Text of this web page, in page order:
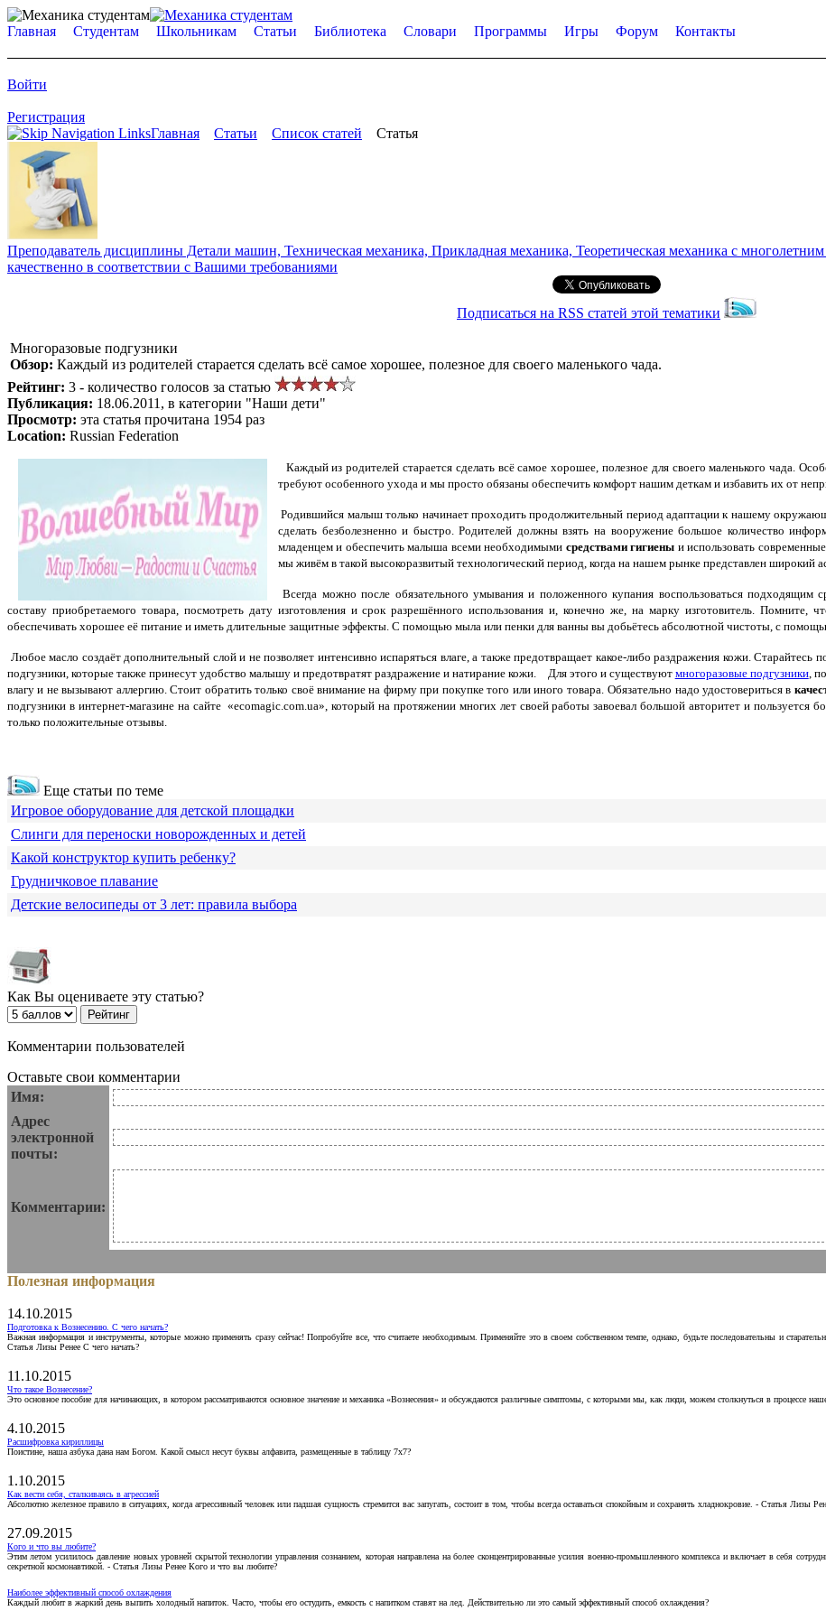
Главная Студентам Школьникам Статьи Библиотека Словари Программы Игры Форум Контакты
Войти
Регистрация
Главная
Статьи Список статей Статья
Преподаватель дисциплины Детали машин, Техническая механика, Прикладная механика, Теоретическая механика с
качественно в соответствии с Вашими требованиями
Подписаться на RSS статей этой тематики
Многоразовые подгузники
Обзор: Каждый из родителей старается сделать всё самое хорошее, полезное для своего маленького чада.
Рейтинг: 3 - количество голосов за статью
Публикация: 18.06.2011, в категории "Наши дети"
Просмотр: эта статья прочитана 1954 раз
Location: Russian Federation
Каждый из родителей старается сделать всё самое хорошее, полезное для своего маленького чада.
требуют особенного ухода и мы просто обязаны обеспечить комфорт нашим деткам и избавить их от
Родившийся малыш только начинает проходить продолжительный период адаптации к нашему
сделать безболезненно и быстро. Родителей должны взять на вооружение большое количество
младенцем и обеспечить малыша всеми необходимыми средствами гигиены и использовать
мы живём в такой высокоразвитый технологический период, когда на нашем рынке представлен широкий
Всегда можно после обязательного умывания и положенного купания воспользоваться подходящим
составу приобретаемого товара, посмотреть дату изготовления и срок разрешённого использования и, конечно же, на марку изготовитель. Помните,
обеспечивать хорошее её питание и иметь длительные защитные эффекты. С помощью мыла или пенки для ванны вы добьётесь абсолютной чистоты, с
Любое масло создаёт дополнительный слой и не позволяет интенсивно испаряться влаге, а также предотвращает какое-либо раздражения кожи. Старайтесь
подгузники, которые также принесут удобство малышу и предотвратят раздражение и натирание кожи. Для этого и существуют многоразовые подгузники,
влагу и не вызывают аллергию. Стоит обратить только своё внимание на фирму при покупке того или иного товара. Обязательно надо удостовериться в
подгузники в интернет-магазине на сайте «ecomagic.com.ua», который на протяжении многих лет своей работы завоевал большой авторитет и
только положительные отзывы.
Еще статьи по теме
Игровое оборудование для детской площадки
Слинги для переноски новорожденных и детей
Какой конструктор купить ребенку?
Грудничковое плавание
Детские велосипеды от 3 лет: правила выбора
Как Вы оцениваете эту статью?
Комментарии пользователей
Оставьте свои комментарии
Имя:
Адрес
электронной
почты:
Комментарии:
Полезная информация
14.10.2015
Подготовка к Вознесению. С чего начать?
Важная информация и инструменты, которые можно применять сразу сейчас! Попробуйте все, что считаете необходимым. Применяйте это в своем собственном темпе, однако, будьте последовательны и
Статья Лизы Ренее С чего начать?
11.10.2015
Что такое Вознесение?
Это основное пособие для начинающих, в котором рассматриваются основное значение и механика «Вознесения» и обсуждаются различные симптомы, с которыми мы, как люди, можем столкнуться в процессе
4.10.2015
Расшифровка кириллицы
Поистине, наша азбука дана нам Богом. Какой смысл несут буквы алфавита, размещенные в таблицу 7х7?
1.10.2015
Как вести себя, сталкиваясь в агрессией
Абсолютно железное правило в ситуациях, когда агрессивный человек или падшая сущность стремится вас запугать, состоит в том, чтобы всегда оставаться спокойным и сохранять хладнокровие. - Статья Лизы
27.09.2015
Кого и что вы любите?
Этим летом усилилось давление новых уровней скрытой технологии управления сознанием, которая направлена на более сконцентрированные усилия военно-промышленного комплекса и включает в себя
секретной космонавтикой. - Статья Лизы Ренее Кого и что вы любите?
Наиболее эффективный способ охлаждения
Каждый любит в жаркий день выпить холодный напиток. Часто, чтобы его остудить, емкость с напитком ставят на лед. Действительно ли это самый эффективный способ охлаждения?